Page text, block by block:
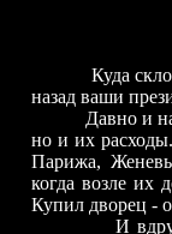
Куда
назад ваши
Давно и
но и их
Парижа,
когда возле их
Купил дворец -
И вдруг вы в